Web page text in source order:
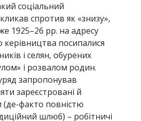
соціальний
спротив як «знизу»,
1925–26 рр. на адресу
посипалися
і селян, обурених
і розвалом родин.
запропонував
зареєстровані й
факто повністю
шлюб) – робітничі